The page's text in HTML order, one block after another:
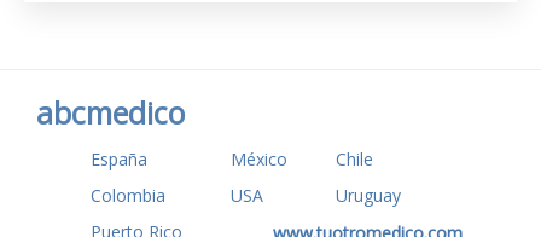
abcmedico
España México
Chile
Colombia
USA
Uruguay
Puerto Rico